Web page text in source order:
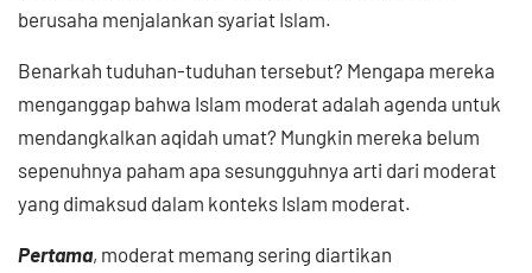
berusaha menjalankan syariat Islam.
Benarkah tuduhan-tuduhan tersebut? Mengapa mereka
menganggap bahwa Islam moderat adalah agenda untuk
mendangkalkan aqidah umat? Mungkin mereka belum
sepenuhnya paham apa sesungguhnya arti dari moderat
yang dimaksud dalam konteks Islam moderat.
Pertama, moderat memang sering diartikan